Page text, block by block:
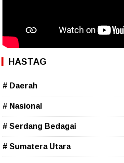
HASTAG
# Daerah
# Nasional
# Serdang Bedagai
# Sumatera Utara